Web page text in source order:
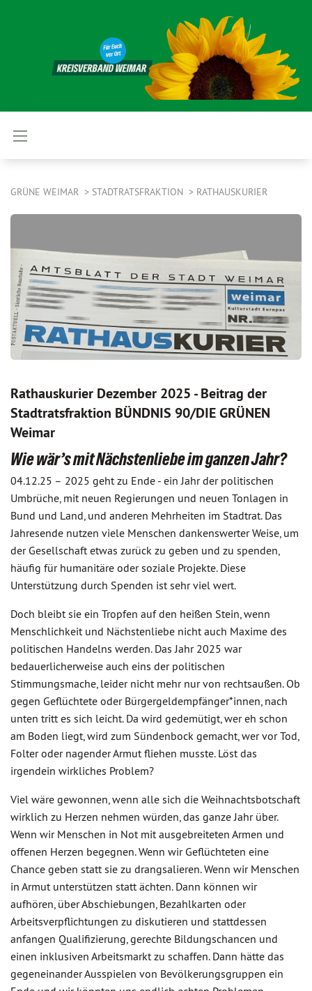
GRÜNE WEIMAR STADTRATSFRAKTION RATHAUSKURIER
Rathauskurier Dezember 2025 - Beitrag der
Stadtratsfraktion BÜNDNIS 90/DIE GRÜNEN
Weimar
Wie wär’s mit Nächstenliebe im ganzen Jahr?
04.12.25 – 2025 geht zu Ende - ein Jahr der politischen
Umbrüche, mit neuen Regierungen und neuen Tonlagen in
Bund und Land, und anderen Mehrheiten im Stadtrat. Das
Jahresende nutzen viele Menschen dankenswerter Weise, um
der Gesellschaft etwas zurück zu geben und zu spenden,
häufig für humanitäre oder soziale Projekte. Diese
Unterstützung durch Spenden ist sehr viel wert.
Doch bleibt sie ein Tropfen auf den heißen Stein, wenn
Menschlichkeit und Nächstenliebe nicht auch Maxime des
politischen Handelns werden. Das Jahr 2025 war
bedauerlicherweise auch eins der politischen
Stimmungsmache, leider nicht mehr nur von rechtsaußen. Ob
gegen Geflüchtete oder Bürgergeldempfänger*innen, nach
unten tritt es sich leicht. Da wird gedemütigt, wer eh schon
am Boden liegt, wird zum Sündenbock gemacht, wer vor Tod,
Folter oder nagender Armut fliehen musste. Löst das
irgendein wirkliches Problem?
Viel wäre gewonnen, wenn alle sich die Weihnachtsbotschaft
wirklich zu Herzen nehmen würden, das ganze Jahr über.
Wenn wir Menschen in Not mit ausgebreiteten Armen und
offenen Herzen begegnen. Wenn wir Geflüchteten eine
Chance geben statt sie zu drangsalieren. Wenn wir Menschen
in Armut unterstützen statt ächten. Dann können wir
aufhören, über Abschiebungen, Bezahlkarten oder
Arbeitsverpflichtungen zu diskutieren und stattdessen
anfangen Qualifizierung, gerechte Bildungschancen und
einen inklusiven Arbeitsmarkt zu schaffen. Dann hätte das
gegeneinander Ausspielen von Bevölkerungsgruppen ein